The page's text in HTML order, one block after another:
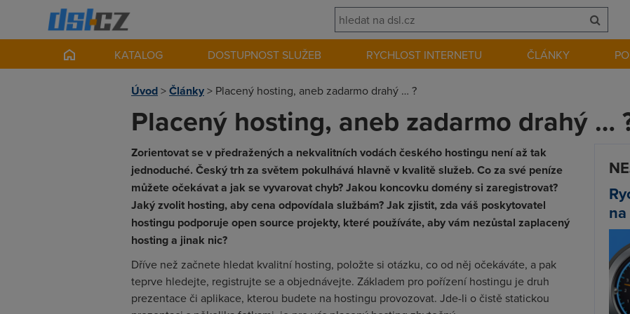
KATALOG DOSTUPNOST SLUŽEB RYCHLOST INTERNETU ČLÁNKY
Úvod>Články> Placený hosting, aneb zadarmo drahý … ?
Placený hosting, aneb zadarmo drahý …
Zorientovat se v předražených a nekvalitních vodách českého hostingu není až tak
jednoduché. Český trh za světem pokulhává hlavně v kvalitě služeb. Co za své peníze
můžete očekávat a jak se vyvarovat chyb? Jakou koncovku domény si zaregistrovat?
Jaký zvolit hosting, aby cena odpovídala službám? Jak zjistit, zda váš poskytovatel
hostingu podporuje open source projekty, které používáte, aby vám nezůstal zaplacený
hosting a jinak nic?
Dříve než začnete hledat kvalitní hosting, položte si otázku, co od něj očekáváte, a pak
teprve hledejte, registrujte se a objednávejte. Základem pro pořízení hostingu je druh
prezentace či aplikace, kterou budete na hostingu provozovat. Jde-li o čistě statickou